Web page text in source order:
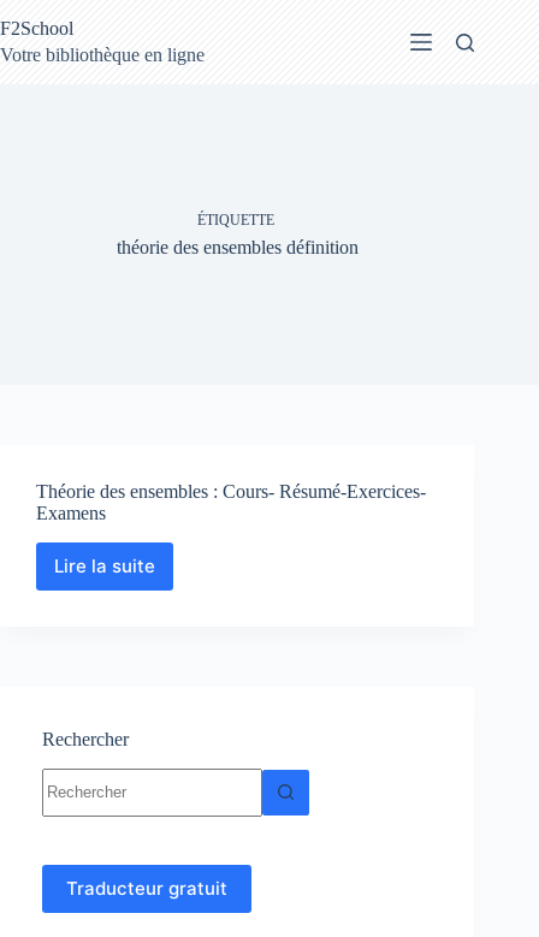
au
contenu
F2School
Votre bibliothèque en ligne
ÉTIQUETTE
théorie des ensembles définition
Théorie des ensembles : Cours- Résumé-Exercices-
Examens
Lire la suite
Théorie
Examens
Rechercher
résultat
Traducteur gratuit